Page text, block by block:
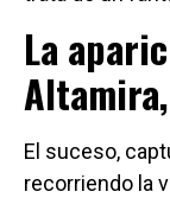
La
El suceso,
recorriendo la